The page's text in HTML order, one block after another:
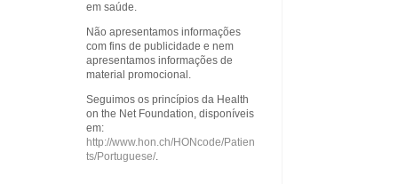
em saúde.
Não apresentamos informações
com fins de publicidade e nem
apresentamos informações de
material promocional.
Seguimos os princípios da Health
on the Net Foundation, disponíveis
em:
http://www.hon.ch/HONcode/Patien
ts/Portuguese/.